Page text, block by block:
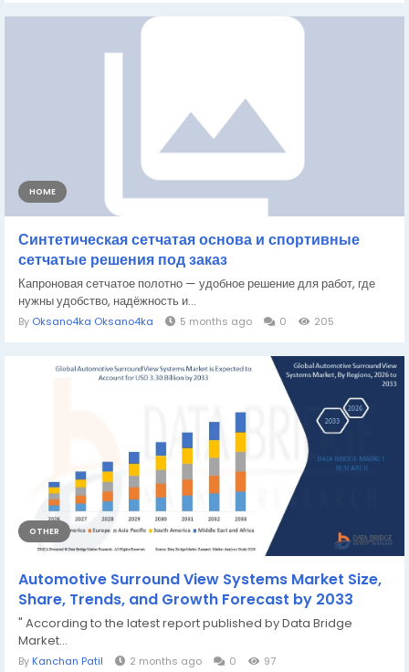
HOME
Синтетическая сетчатая основа и спортивные
сетчатые решения под заказ
Капроновая сетчатое полотно — удобное решение для работ, где
нужны удобство, надёжность и...
By Oksano4ka Oksano4ka 5 months ago 0 205
OTHER
Automotive Surround View Systems Market Size,
Share, Trends, and Growth Forecast by 2033
" According to the latest report published by Data Bridge
Market...
By Kanchan Patil 2 months ago 0 97